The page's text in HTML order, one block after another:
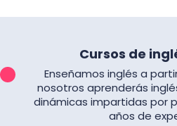
Cursos de
Enseñamos inglés a
nosotros aprenderás
dinámicas impartidas por
años de